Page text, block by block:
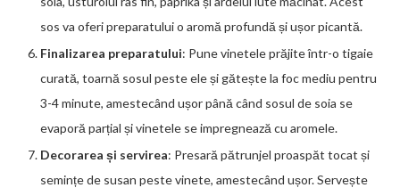
sos va oferi preparatului o aromă profundă și ușor picantă.
Finalizarea preparatului: Pune vinetele prăjite într-o tigaie
curată, toarnă sosul peste ele și gătește la foc mediu pentru
3-4 minute, amestecând ușor până când sosul de soia se
evaporă parțial și vinetele se impregnează cu aromele.
Decorarea și servirea: Presară pătrunjel proaspăt tocat și
semințe de susan peste vinete, amestecând ușor. Servește